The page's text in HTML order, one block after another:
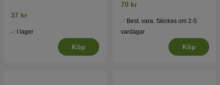
37 kr
I lager
Köp
70 kr
Best. vara. Skickas om 2-5
vardagar
Köp